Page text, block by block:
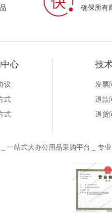
确保所有
心
议
式
式
技
发票
退款
退货
一站式大办公用品采购平台 _ 专